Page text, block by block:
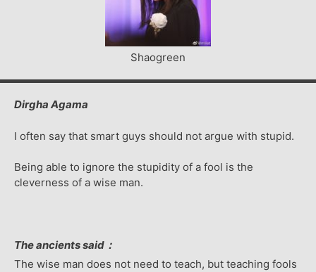
Shaogreen
Dirgha Agama
I often say that smart guys should not argue with stupid.
Being able to ignore the stupidity of a fool is the
cleverness of a wise man.
The ancients said：
The wise man does not need to teach, but teaching fools